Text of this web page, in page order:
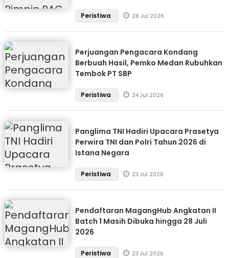
Peristiwa 26 Jul 2026
Perjuangan Pengacara Kondang
Berbuah Hasil, Pemko Medan Rubuhkan
Tembok PT SBP
Peristiwa 24 Jul 2026
Panglima TNI Hadiri Upacara Prasetya
Perwira TNI dan Polri Tahun 2026 di
Istana Negara
Peristiwa 23 Jul 2026
Pendaftaran MagangHub Angkatan II
Batch 1 Masih Dibuka hingga 28 Juli
2026
Peristiwa 23 Jul 2026